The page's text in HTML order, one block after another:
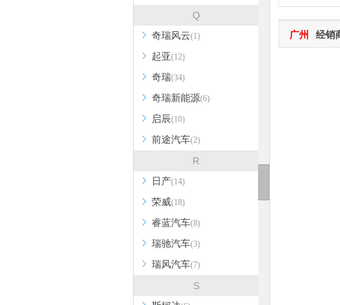
Q
奇瑞风云(1)
起亚(12)
奇瑞(34)
奇瑞新能源(6)
启辰(10)
前途汽车(2)
R
日产(14)
荣威(18)
睿蓝汽车(8)
瑞驰汽车(3)
瑞风汽车(7)
S
广州 经销